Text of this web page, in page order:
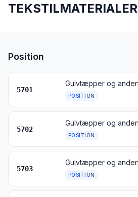
TEKSTILMATERIALER
Position
5701
POSITION
5702
POSITION
5703
POSITION